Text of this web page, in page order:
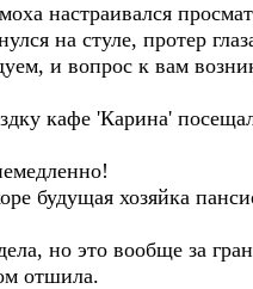
настраивался
на стуле, протер
и вопрос к вам
кафе 'Карина'
будущая хозяйка
но это вообще за
отшила.